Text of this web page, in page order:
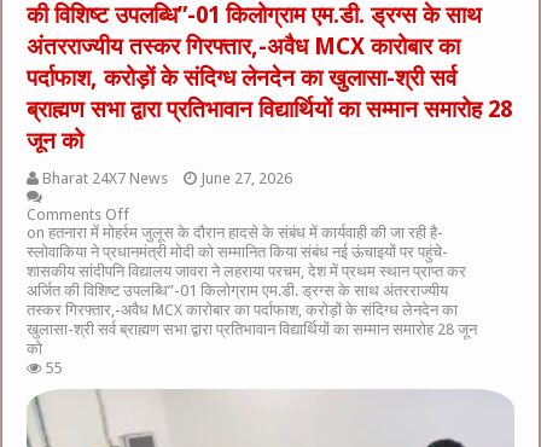
की विशिष्ट उपलब्धि”-01 किलोग्राम एम.डी. ड्रग्स के साथ
अंतरराज्यीय तस्कर गिरफ्तार,-अवैध MCX कारोबार का
पर्दाफाश, करोड़ों के संदिग्ध लेनदेन का खुलासा-श्री सर्व
ब्राह्मण सभा द्वारा प्रतिभावान विद्यार्थियों का सम्मान समारोह 28
जून को
Bharat 24X7 News
June 27, 2026
Comments Off
on हतनारा में मोहर्रम जुलूस के दौरान हादसे के संबंध में कार्यवाही की जा रही है-
स्लोवाकिया ने प्रधानमंत्री मोदी को सम्मानित किया संबंध नई ऊंचाइयों पर पहुंचे-
शासकीय सांदीपनि विद्यालय जावरा ने लहराया परचम, देश में प्रथम स्थान प्राप्त कर
अर्जित की विशिष्ट उपलब्धि”-01 किलोग्राम एम.डी. ड्रग्स के साथ अंतरराज्यीय
तस्कर गिरफ्तार,-अवैध MCX कारोबार का पर्दाफाश, करोड़ों के संदिग्ध लेनदेन का
खुलासा-श्री सर्व ब्राह्मण सभा द्वारा प्रतिभावान विद्यार्थियों का सम्मान समारोह 28 जून
को
55